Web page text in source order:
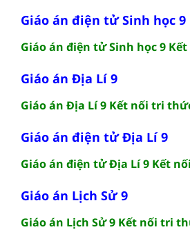
Giáo án điện tử Sinh học 9
Giáo án điện tử Sinh học 9
Giáo án Địa Lí 9
Giáo án Địa Lí 9 Kết nối tri
Giáo án điện tử Địa Lí 9
Giáo án điện tử Địa Lí 9 Kết
Giáo án Lịch Sử 9
Giáo án Lịch Sử 9 Kết nối tri